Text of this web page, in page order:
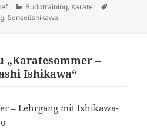
Kategorien
Budotraining, Karate
,SenseiIshikawa
„Karatesommer –
Ishikawa“
– Lehrgang mit Ishikawa-